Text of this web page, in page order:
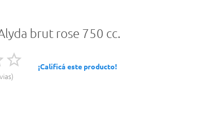
brut rose 750 cc.
¡Calificá este producto!